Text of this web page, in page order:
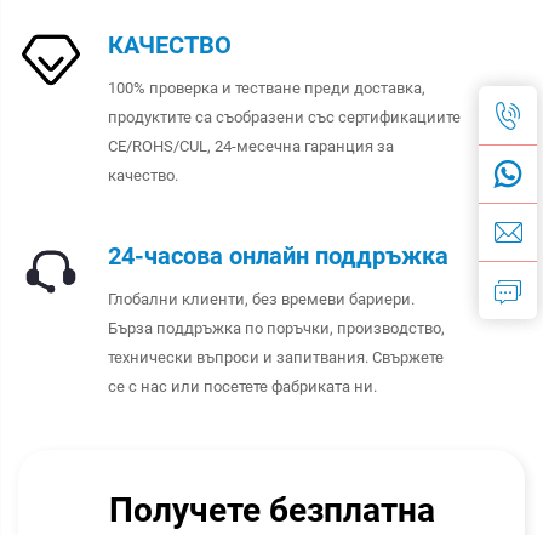
КАЧЕСТВО
100% проверка и тестване преди доставка,
продуктите са съобразени със сертификациите
CE/ROHS/CUL, 24-месечна гаранция за
качество.
24-часова онлайн поддръжка
Глобални клиенти, без времеви бариери.
Бърза поддръжка по поръчки, производство,
технически въпроси и запитвания. Свържете
се с нас или посетете фабриката ни.
Получете безплатна